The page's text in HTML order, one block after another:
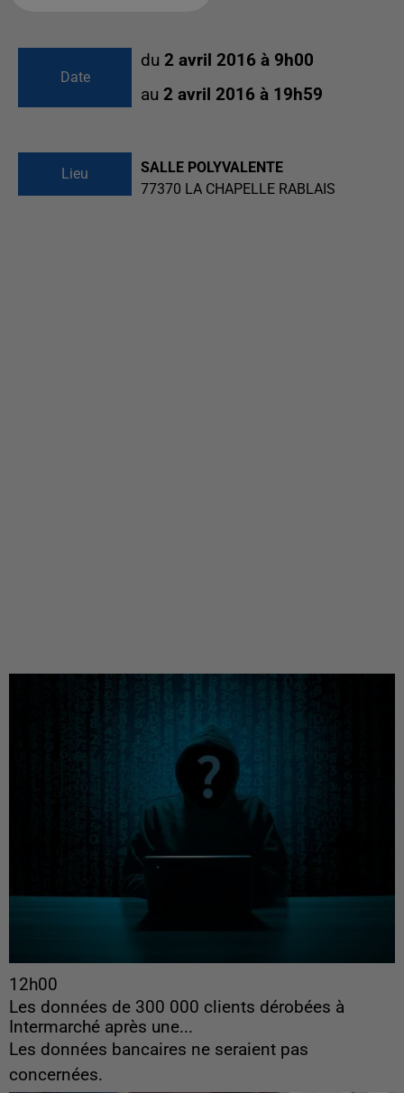
Date
du 2 avril 2016 à 9h00
au 2 avril 2016 à 19h59
Lieu
SALLE POLYVALENTE
77370 LA CHAPELLE RABLAIS
12h00
Les données de 300 000 clients dérobées à
Intermarché après une...
Les données bancaires ne seraient pas
concernées.